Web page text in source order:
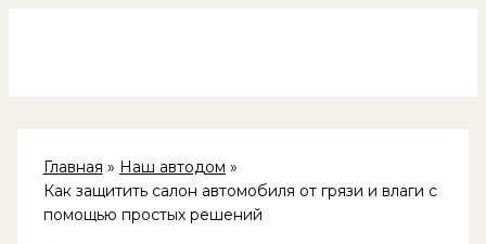
Главная
Наш автодом
Как защитить салон автомобиля от грязи и влаги с
помощью простых решений